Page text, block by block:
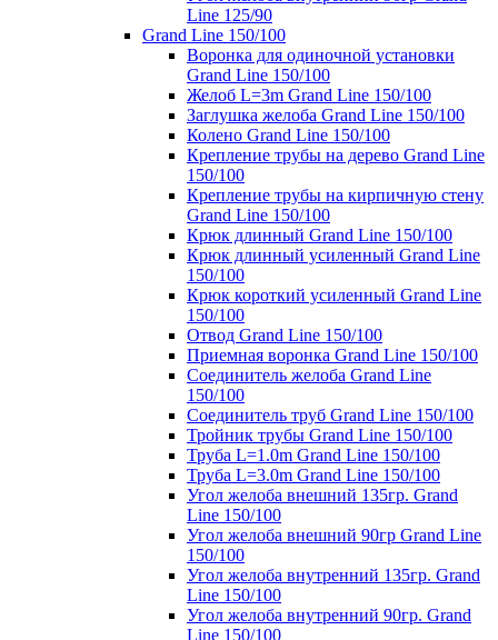
Line 125/90
Grand Line 150/100
Воронка для одиночной установки
Grand Line 150/100
Желоб L=3m Grand Line 150/100
Заглушка желоба Grand Line 150/100
Колено Grand Line 150/100
Крепление трубы на дерево Grand Line
150/100
Крепление трубы на кирпичную стену
Grand Line 150/100
Крюк длинный Grand Line 150/100
Крюк длинный усиленный Grand Line
150/100
Крюк короткий усиленный Grand Line
150/100
Отвод Grand Line 150/100
Приемная воронка Grand Line 150/100
Соединитель желоба Grand Line
150/100
Соединитель труб Grand Line 150/100
Тройник трубы Grand Line 150/100
Труба L=1.0m Grand Line 150/100
Труба L=3.0m Grand Line 150/100
Угол желоба внешний 135гр. Grand
Line 150/100
Угол желоба внешний 90гр Grand Line
150/100
Угол желоба внутренний 135гр. Grand
Line 150/100
Угол желоба внутренний 90гр. Grand
Line 150/100